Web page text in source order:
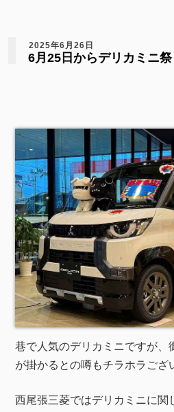
2025年6月26日
6月25日からデリカミニ祭
巷で人気のデリカミニですが、
が掛かるとの噂もチラホラござ
西尾張三菱ではデリカミニに関